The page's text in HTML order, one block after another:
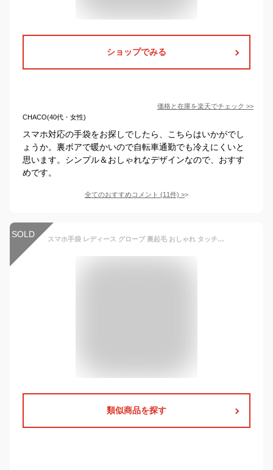
ショップでみる
価格と在庫を楽天でチェック >>
CHACO(40代・女性)
スマホ対応の手袋をお探しでしたら、こちらはいかがでし
ょうか。裏ボアで暖かいので自転車通勤でも冷えにくいと
思います。シンプル＆おしゃれなデザインなので、おすす
めです。
全てのおすすめコメント (11件) >
SOLD スマホ手袋 レディース グローブ 裏起毛 おしゃれ タッチパネル あったかい かわいい ふんわり 内側 ファー 防寒 防風 女性用 上品 合皮 レザー 雑貨 シンプル 自転車 パーティー プレゼント ブラック ピンク グレー ブラウン ブルーグリーン
類似商品を探す